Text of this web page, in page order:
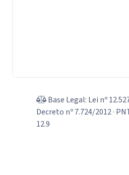
Base Legal: Lei nº
Decreto nº 7.724/2012 ·
12.9